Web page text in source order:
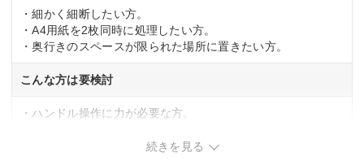
・細かく細断したい方。
・A4用紙を2枚同時に処理したい方。
・奥行きのスペースが限られた場所に置きたい方。
こんな方は要検討
・ハンドル操作に力が必要な方。
続きを見る